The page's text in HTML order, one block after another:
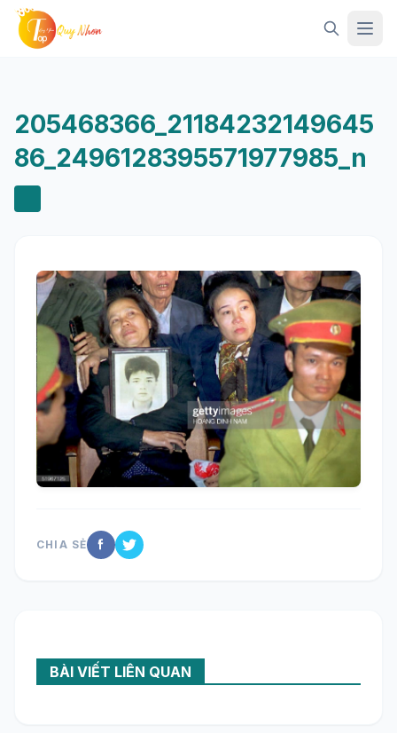
Mở
205468366_21184232149645
86_2496128395571977985_n
CHIA SẺ
BÀI VIẾT LIÊN QUAN